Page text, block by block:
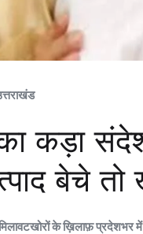
कड़ा
बेचे
के ख़िलाफ़ प्रदेशभर